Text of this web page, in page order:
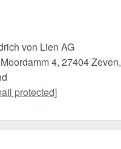
von Lien AG
Moordamm 4, 27404 Zeven,
protected]